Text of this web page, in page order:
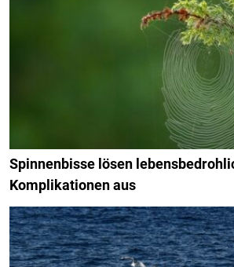
Spinnenbisse lösen
Komplikationen aus